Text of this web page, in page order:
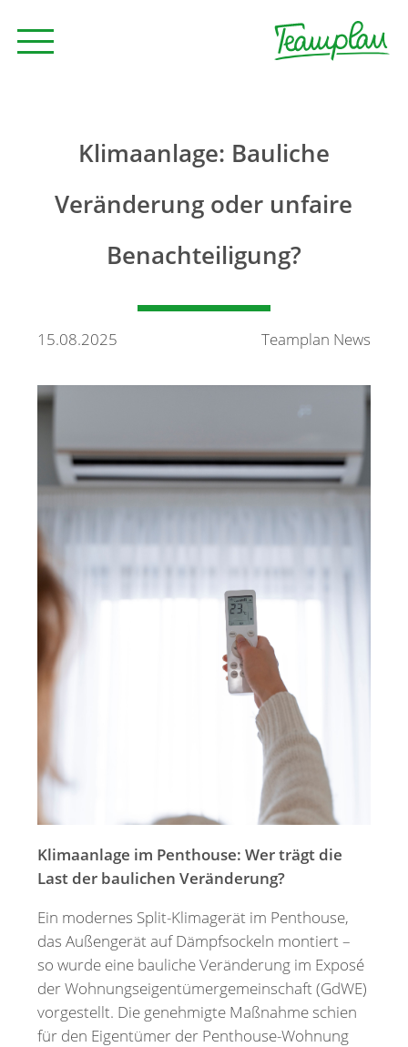
Beratung
Kontakt
Merkzettel
Klimaanlage: Bauliche
Veränderung oder unfaire
Benachteiligung?
15.08.2025 Teamplan News
Klimaanlage im Penthouse: Wer trägt die
Last der baulichen Veränderung?
Ein modernes Split-Klimagerät im Penthouse,
das Außengerät auf Dämpfsockeln montiert –
so wurde eine bauliche Veränderung im Exposé
der Wohnungseigentümergemeinschaft (GdWE)
vorgestellt. Die genehmigte Maßnahme schien
für den Eigentümer der Penthouse-Wohnung